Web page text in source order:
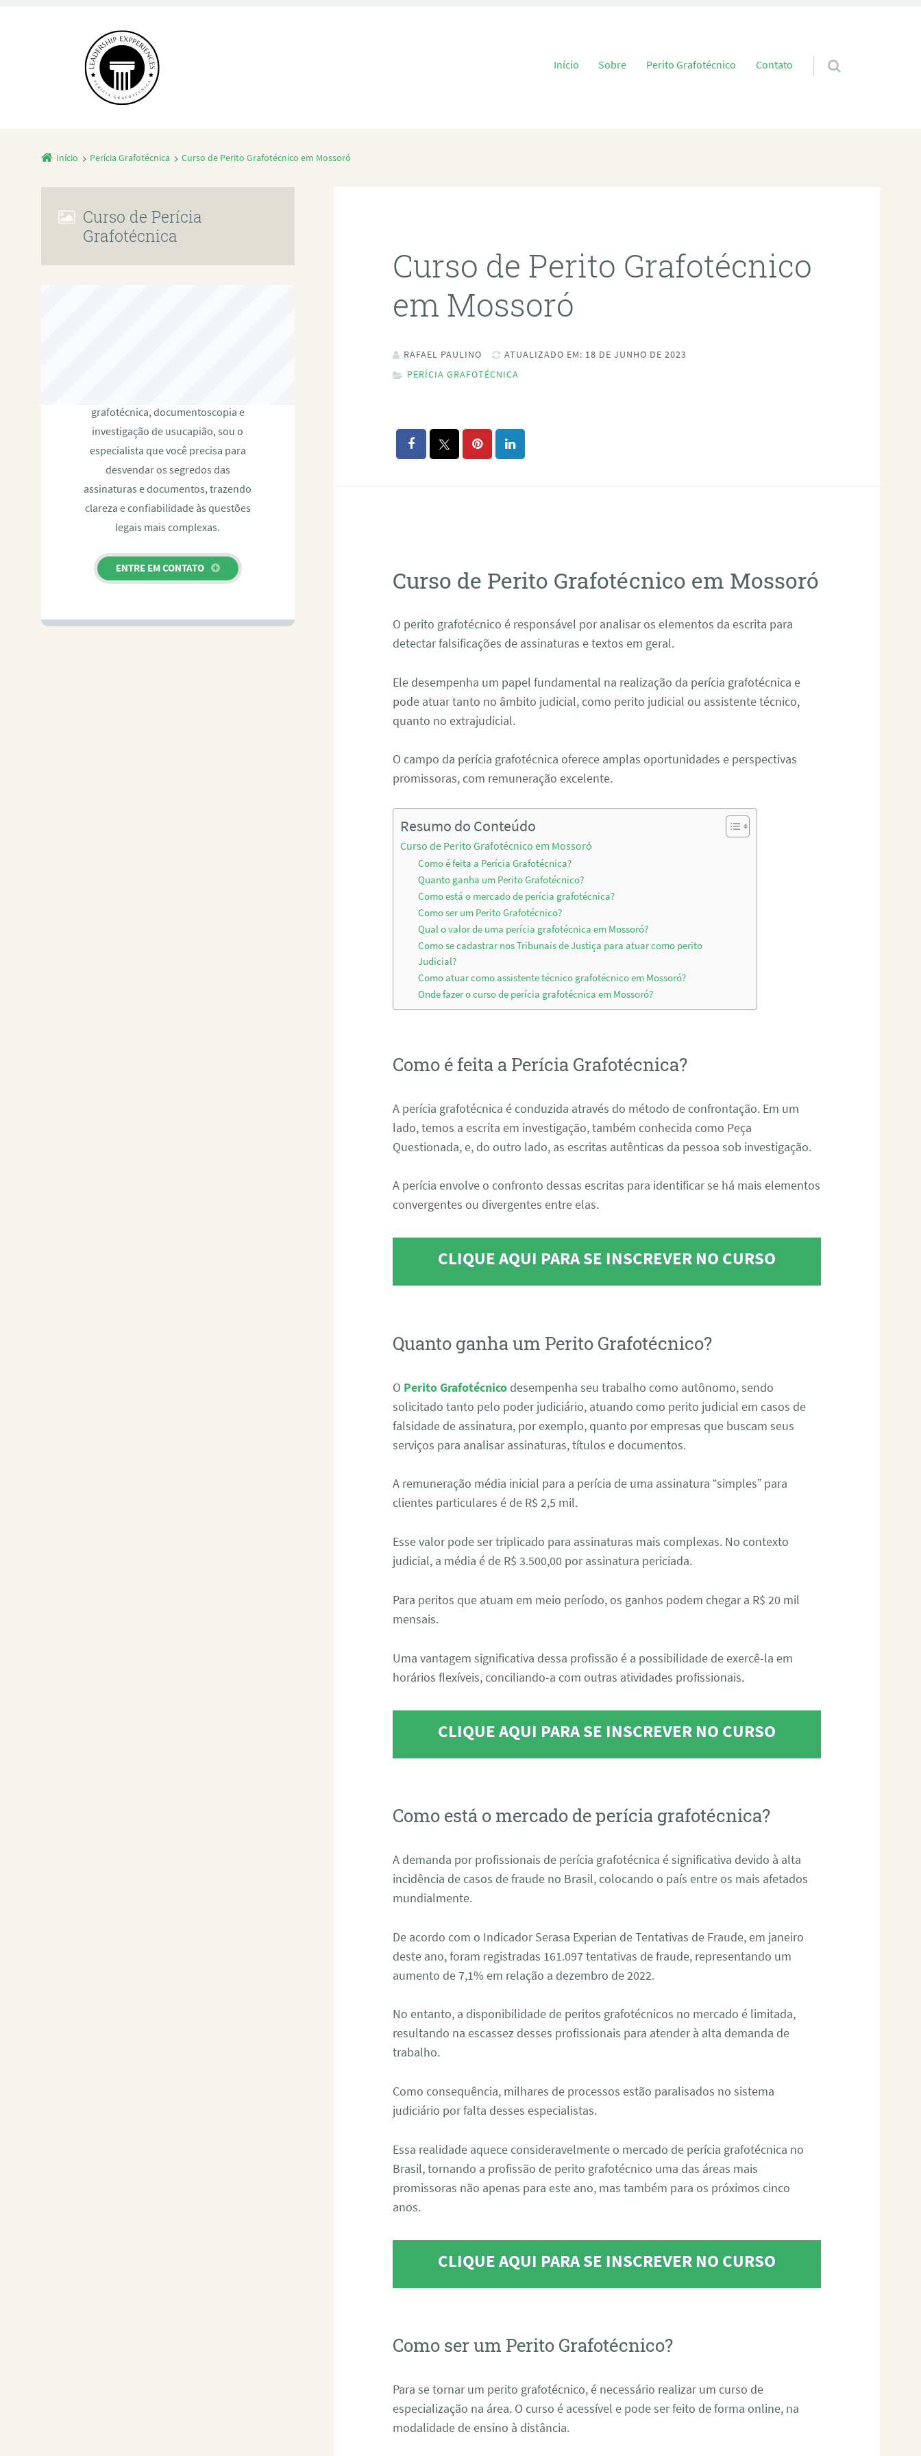
Pular para o conteúdo
Início Sobre Perito Grafotécnico Contato
Início Perícia Grafotécnica Curso de Perito Grafotécnico em Mossoró
Curso de Perito Grafotécnico
em Mossoró
RAFAEL PAULINO
ATUALIZADO EM: 18 DE JUNHO DE 2023
PERÍCIA GRAFOTÉCNICA
Curso de Perito Grafotécnico em Mossoró
O perito grafotécnico é responsável por analisar os elementos da escrita para
detectar falsificações de assinaturas e textos em geral.
Ele desempenha um papel fundamental na realização da perícia grafotécnica e
pode atuar tanto no âmbito judicial, como perito judicial ou assistente técnico,
quanto no extrajudicial.
O campo da perícia grafotécnica oferece amplas oportunidades e perspectivas
promissoras, com remuneração excelente.
Resumo do Conteúdo
Curso de Perito Grafotécnico em Mossoró
Como é feita a Perícia Grafotécnica?
Quanto ganha um Perito Grafotécnico?
Como está o mercado de perícia grafotécnica?
Como ser um Perito Grafotécnico?
Qual o valor de uma perícia grafotécnica em Mossoró?
Como se cadastrar nos Tribunais de Justiça para atuar como perito
Judicial?
Como atuar como assistente técnico grafotécnico em Mossoró?
Onde fazer o curso de perícia grafotécnica em Mossoró?
Como é feita a Perícia Grafotécnica?
A perícia grafotécnica é conduzida através do método de confrontação. Em um
lado, temos a escrita em investigação, também conhecida como Peça
Questionada, e, do outro lado, as escritas autênticas da pessoa sob investigação.
A perícia envolve o confronto dessas escritas para identificar se há mais elementos
convergentes ou divergentes entre elas.
CLIQUE AQUI PARA SE INSCREVER NO CURSO
Quanto ganha um Perito Grafotécnico?
O Perito Grafotécnico desempenha seu trabalho como autônomo, sendo
solicitado tanto pelo poder judiciário, atuando como perito judicial em casos de
falsidade de assinatura, por exemplo, quanto por empresas que buscam seus
serviços para analisar assinaturas, títulos e documentos.
A remuneração média inicial para a perícia de uma assinatura “simples” para
clientes particulares é de R$ 2,5 mil.
Esse valor pode ser triplicado para assinaturas mais complexas. No contexto
judicial, a média é de R$ 3.500,00 por assinatura periciada.
Para peritos que atuam em meio período, os ganhos podem chegar a R$ 20 mil
mensais.
Uma vantagem significativa dessa profissão é a possibilidade de exercê-la em
horários flexíveis, conciliando-a com outras atividades profissionais.
CLIQUE AQUI PARA SE INSCREVER NO CURSO
Como está o mercado de perícia grafotécnica?
A demanda por profissionais de perícia grafotécnica é significativa devido à alta
incidência de casos de fraude no Brasil, colocando o país entre os mais afetados
mundialmente.
De acordo com o Indicador Serasa Experian de Tentativas de Fraude, em janeiro
deste ano, foram registradas 161.097 tentativas de fraude, representando um
aumento de 7,1% em relação a dezembro de 2022.
No entanto, a disponibilidade de peritos grafotécnicos no mercado é limitada,
resultando na escassez desses profissionais para atender à alta demanda de
trabalho.
Como consequência, milhares de processos estão paralisados no sistema
judiciário por falta desses especialistas.
Essa realidade aquece consideravelmente o mercado de perícia grafotécnica no
Brasil, tornando a profissão de perito grafotécnico uma das áreas mais
promissoras não apenas para este ano, mas também para os próximos cinco
anos.
CLIQUE AQUI PARA SE INSCREVER NO CURSO
Como ser um Perito Grafotécnico?
Para se tornar um perito grafotécnico, é necessário realizar um curso de
especialização na área. O curso é acessível e pode ser feito de forma online, na
modalidade de ensino à distância.
Curso de Perícia
Grafotécnica
grafotécnica, documentoscopia e
investigação de usucapião, sou o
especialista que você precisa para
desvendar os segredos das
assinaturas e documentos, trazendo
clareza e confiabilidade às questões
legais mais complexas.
ENTRE EM CONTATO